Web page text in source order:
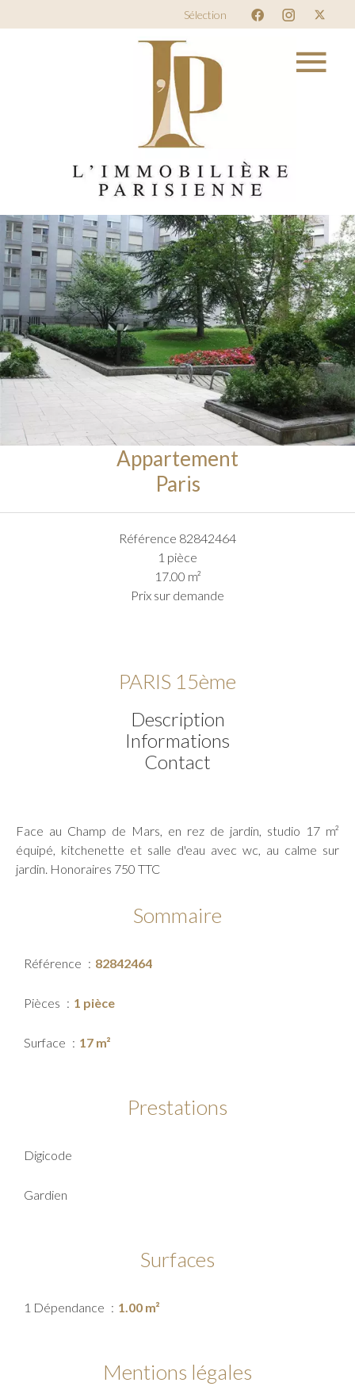
Sélection
Appartement
Paris
Référence 82842464
1 pièce
17.00 m²
Prix sur demande
PARIS 15ème
Description
Informations
Contact
Face au Champ de Mars, en rez de jardin, studio 17 m²
équipé, kitchenette et salle d'eau avec wc, au calme sur
jardin. Honoraires 750 TTC
Sommaire
Référence 82842464
Pièces 1 pièce
Surface 17 m²
Prestations
Digicode
Gardien
Surfaces
1 Dépendance 1.00 m²
Mentions légales